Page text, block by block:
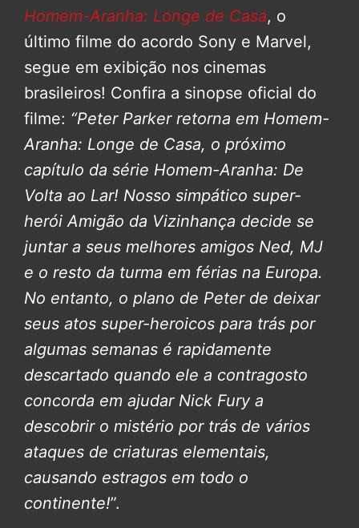
Homem-Aranha: Longe de Casa, o
último filme do acordo Sony e Marvel,
segue em exibição nos cinemas
brasileiros! Confira a sinopse oficial do
filme: “Peter Parker retorna em Homem-
Aranha: Longe de Casa, o próximo
capítulo da série Homem-Aranha: De
Volta ao Lar! Nosso simpático super-
herói Amigão da Vizinhança decide se
juntar a seus melhores amigos Ned, MJ
e o resto da turma em férias na Europa.
No entanto, o plano de Peter de deixar
seus atos super-heroicos para trás por
algumas semanas é rapidamente
descartado quando ele a contragosto
concorda em ajudar Nick Fury a
descobrir o mistério por trás de vários
ataques de criaturas elementais,
causando estragos em todo o
continente!”.